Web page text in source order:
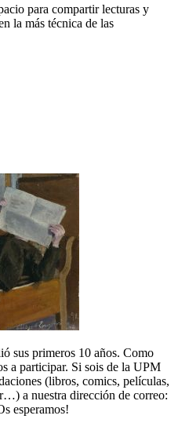
para compartir lecturas y
la más técnica de las
sus primeros 10 años. Como
a participar. Si sois de la UPM
(libros, comics, películas,
a nuestra dirección de correo:
esperamos!